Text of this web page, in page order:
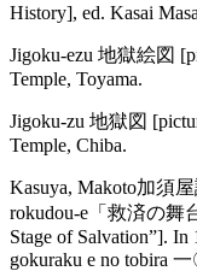
History], ed. Kasai
Jigoku-ezu 地獄絵図
Temple, Toyama.
Jigoku-zu 地獄図
Temple, Chiba.
Kasuya, Makoto加須屋
rokudou-e「救済の舞
Stage of Salvation”]. In
gokuraku e no tobira